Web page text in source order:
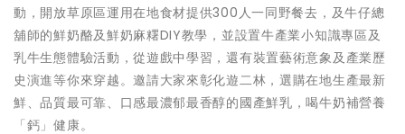
動，開放草原區運用在地食材提供300人一同野餐去，及牛仔總
舖師的鮮奶酪及鮮奶麻糬DIY教學，並設置牛產業小知識專區及
乳牛生態體驗活動，從遊戲中學習，還有裝置藝術意象及產業歷
史演進等你來穿越。邀請大家來彰化遊二林，選購在地生產最新
鮮、品質最可靠、口感最濃郁最香醇的國產鮮乳，喝牛奶補營養
「鈣」健康。